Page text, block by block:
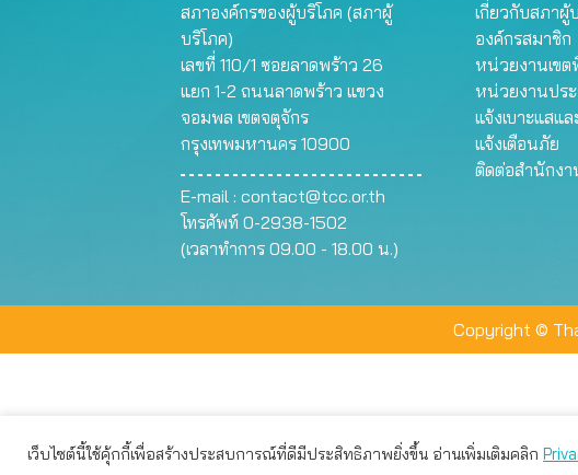
สภาองค์กรของผู้บริโภค (สภาผู้
บริโภค)
เลขที่ 110/1 ซอยลาดพร้าว 26
แยก 1-2 ถนนลาดพร้าว แขวง
จอมพล เขตจตุจักร
กรุงเทพมหานคร 10900
E-mail : contact@tcc.or.th
โทรศัพท์ 0-2938-1502
(เวลาทำการ 09.00 - 18.00 น.)
เกี่ยวกับสภาผู้
องค์กรสมาชิก
หน่วยงานเข
หน่วยงานปร
แจ้งเบาะแสแ
แจ้งเตือนภัย
ติดต่อสำนักงา
Copyright ©
เว็บไซต์นี้ใช้คุ้กกี้เพื่อสร้างประสบการณ์ที่ดีมีประสิทธิภาพยิ่งขึ้น อ่านเพิ่มเติมคลิก
เว็บไซต์นี้ใช้คุกกี้เพื่อมอบประสบการณ์การใช้งานที่ดีให้แก่ท่าน คุณสามาร